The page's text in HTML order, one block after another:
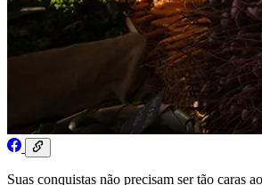
Suas conquistas não precisam ser tão caras